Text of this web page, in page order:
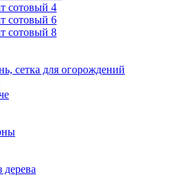
сотовый 4
сотовый 6
сотовый 8
сетка для огорождений